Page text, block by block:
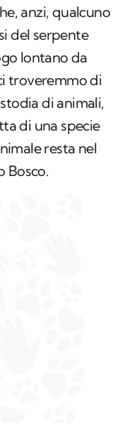
anzi, qualcuno
del serpente
lontano da
troveremmo di
di animali,
di una specie
resta nel
Bosco.